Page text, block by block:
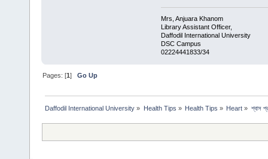
Mrs, Anjuara Khanom
Library Assistant Officer,
Daffodil International University
DSC Campus
02224441833/34
Pages: [1]Go Up
Daffodil International University » Health Tips » Health Tips » Heart » শ্বাস